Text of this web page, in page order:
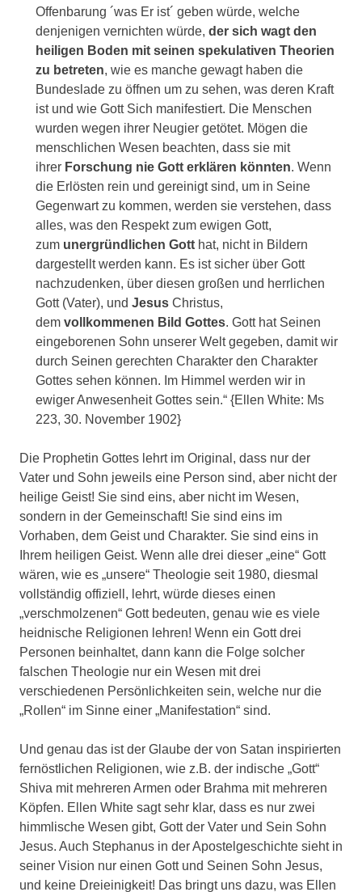
Offenbarung ´was Er ist´ geben würde, welche
denjenigen vernichten würde, der sich wagt den
heiligen Boden mit seinen spekulativen Theorien
zu betreten, wie es manche gewagt haben die
Bundeslade zu öffnen um zu sehen, was deren Kraft
ist und wie Gott Sich manifestiert. Die Menschen
wurden wegen ihrer Neugier getötet. Mögen die
menschlichen Wesen beachten, dass sie mit
ihrer Forschung nie Gott erklären könnten. Wenn
die Erlösten rein und gereinigt sind, um in Seine
Gegenwart zu kommen, werden sie verstehen, dass
alles, was den Respekt zum ewigen Gott,
zum unergründlichen Gott hat, nicht in Bildern
dargestellt werden kann. Es ist sicher über Gott
nachzudenken, über diesen großen und herrlichen
Gott (Vater), und Jesus Christus,
dem vollkommenen Bild Gottes. Gott hat Seinen
eingeborenen Sohn unserer Welt gegeben, damit wir
durch Seinen gerechten Charakter den Charakter
Gottes sehen können. Im Himmel werden wir in
ewiger Anwesenheit Gottes sein.“ {Ellen White: Ms
223, 30. November 1902}
Die Prophetin Gottes lehrt im Original, dass nur der
Vater und Sohn jeweils eine Person sind, aber nicht der
heilige Geist! Sie sind eins, aber nicht im Wesen,
sondern in der Gemeinschaft! Sie sind eins im
Vorhaben, dem Geist und Charakter. Sie sind eins in
Ihrem heiligen Geist. Wenn alle drei dieser „eine“ Gott
wären, wie es „unsere“ Theologie seit 1980, diesmal
vollständig offiziell, lehrt, würde dieses einen
„verschmolzenen“ Gott bedeuten, genau wie es viele
heidnische Religionen lehren! Wenn ein Gott drei
Personen beinhaltet, dann kann die Folge solcher
falschen Theologie nur ein Wesen mit drei
verschiedenen Persönlichkeiten sein, welche nur die
„Rollen“ im Sinne einer „Manifestation“ sind.
Und genau das ist der Glaube der von Satan inspirierten
fernöstlichen Religionen, wie z.B. der indische „Gott“
Shiva mit mehreren Armen oder Brahma mit mehreren
Köpfen. Ellen White sagt sehr klar, dass es nur zwei
himmlische Wesen gibt, Gott der Vater und Sein Sohn
Jesus. Auch Stephanus in der Apostelgeschichte sieht in
seiner Vision nur einen Gott und Seinen Sohn Jesus,
und keine Dreieinigkeit! Das bringt uns dazu, was Ellen